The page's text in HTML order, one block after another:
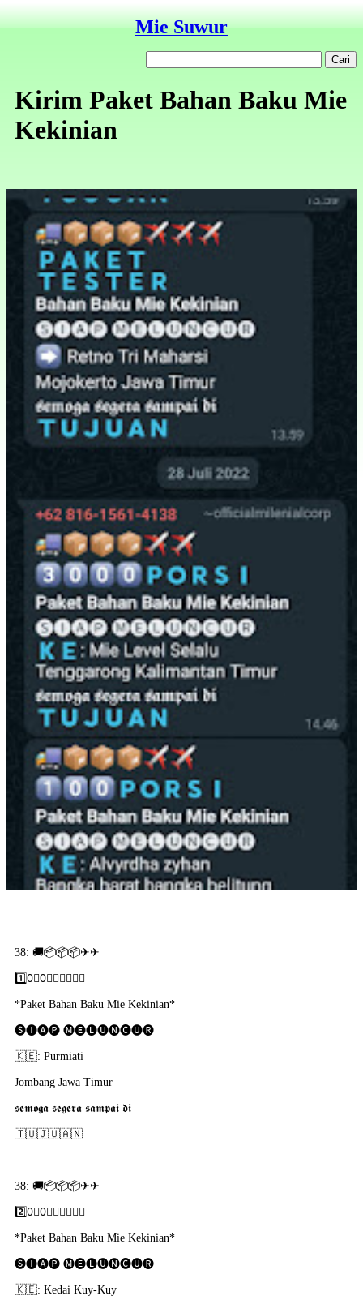
Mie Suwur
Kirim Paket Bahan Baku Mie
Kekinian
38: 🚚📦📦📦✈✈
1️⃣0⃣0⃣🇵​🇴​🇷​🇸​🇮​
*Paket Bahan Baku Mie Kekinian*
🅢🅘🅐🅟 🅜🅔🅛🅤🅝🅒🅤🅡
🇰​🇪: Purmiati
Jombang Jawa Timur
𝖘𝖊𝖒𝖔𝖌𝖆 𝖘𝖊𝖌𝖊𝖗𝖆 𝖘𝖆𝖒𝖕𝖆𝖎 𝖉𝖎
🇹​🇺​🇯​🇺​🇦​🇳
38: 🚚📦📦📦✈✈
2️⃣0⃣0⃣🇵​🇴​🇷​🇸​🇮​
*Paket Bahan Baku Mie Kekinian*
🅢🅘🅐🅟 🅜🅔🅛🅤🅝🅒🅤🅡
🇰​🇪: Kedai Kuy-Kuy